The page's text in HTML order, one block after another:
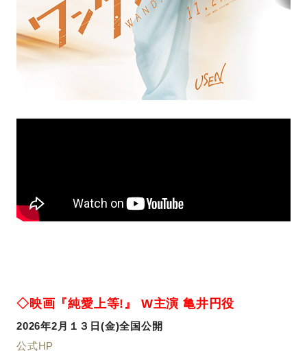
◇映画『純愛上等!』 W主演 亀井円役
2026年2月１３日(金)全国公開
公式HP